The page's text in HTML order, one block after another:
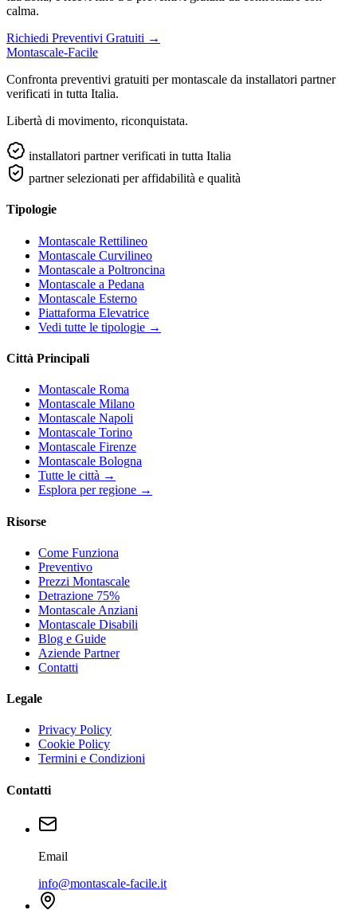
calma.
Richiedi Preventivi Gratuiti →
Montascale-Facile
Confronta preventivi gratuiti per montascale da installatori partner
verificati in tutta Italia.
Libertà di movimento, riconquistata.
installatori partner verificati in tutta Italia
partner selezionati per affidabilità e qualità
Tipologie
Montascale Rettilineo
Montascale Curvilineo
Montascale a Poltroncina
Montascale a Pedana
Montascale Esterno
Piattaforma Elevatrice
Vedi tutte le tipologie →
Città Principali
Montascale Roma
Montascale Milano
Montascale Napoli
Montascale Torino
Montascale Firenze
Montascale Bologna
Tutte le città →
Esplora per regione →
Risorse
Come Funziona
Preventivo
Prezzi Montascale
Detrazione 75%
Montascale Anziani
Montascale Disabili
Blog e Guide
Aziende Partner
Contatti
Legale
Privacy Policy
Cookie Policy
Termini e Condizioni
Contatti
Email
info@montascale-facile.it